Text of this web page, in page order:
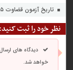
تاریخ آزمون قضاوت ۱۴۰۵
نظر خود را ثبت کنید:
دیدگاه های ارسال
خواهد شد.